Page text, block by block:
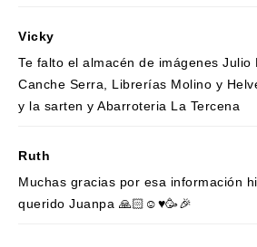
Vicky
Te falto el almacén de imágenes
Canche Serra, Librerías Molino y
y la sarten y Abarroteria La Tercena
Ruth
Muchas gracias por esa información
querido Juanpa 🙏🏻☺️♥️🥳🎉